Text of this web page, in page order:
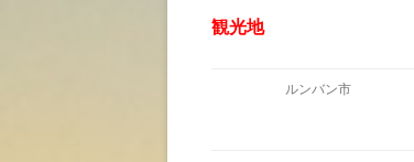
観光地
ルンバン市